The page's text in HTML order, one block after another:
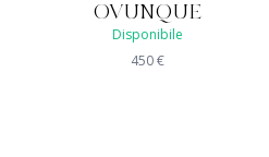
OVUNQUE
Disponibile
450€